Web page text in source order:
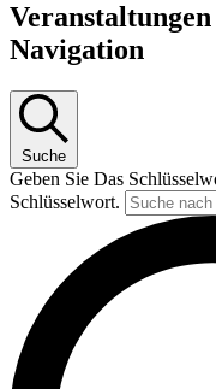
Navigation
Suche
Geben Sie Das
Schlüsselwort.